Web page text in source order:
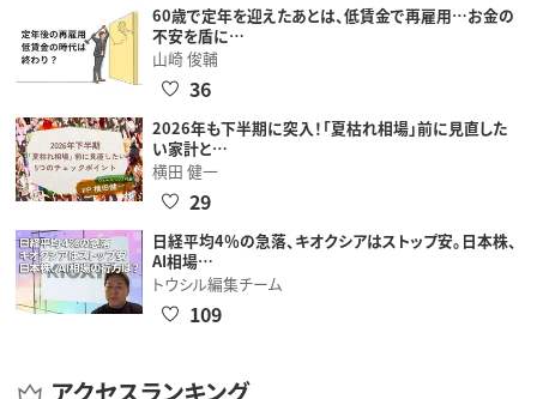
60歳で定年を迎えたあとは、低賃金で再雇用…お金の
不安を盾に…
山崎 俊輔
36
2026年も下半期に突入！「夏枯れ相場」前に見直した
い家計と…
横田 健一
29
日経平均4％の急落、キオクシアはストップ安。日本株、
AI相場…
トウシル編集チーム
109
アクセスランキング